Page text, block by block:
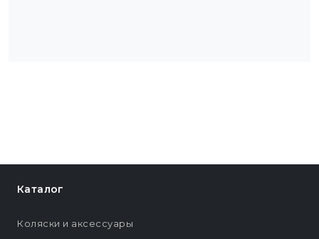
Каталог
Коляски и аксессуары